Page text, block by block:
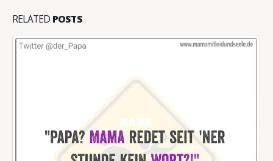
RELATED POSTS